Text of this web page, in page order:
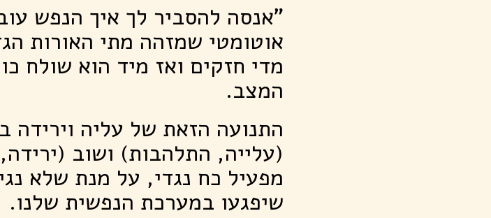
"אנסה להסביר לך איך הנפש
אוטומטי שמזהה מתי האורות
מדי חזקים ואז מיד הוא שולח
המצב.
התנועה הזאת של עליה וירידה
(עלייה, התלהבות) ושוב
מפעיל כח נגדי, על מנת שלא
שיפגעו במערכת הנפשית שלנו.